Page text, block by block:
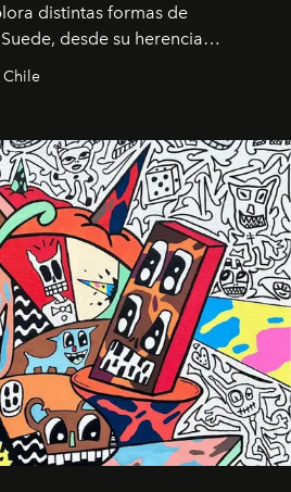
distintas formas de
desde su herencia